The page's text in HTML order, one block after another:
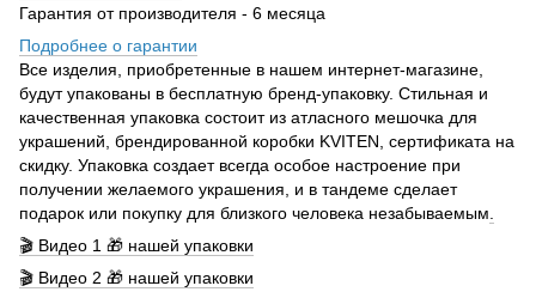
Гарантия от производителя - 6 месяца
Подробнее о гарантии
Все изделия, приобретенные в нашем интернет-магазине,
будут упакованы в бесплатную бренд-упаковку. Стильная и
качественная упаковка состоит из атласного мешочка для
украшений, брендированной коробки KVITEN, сертификата на
скидку. Упаковка создает всегда особое настроение при
получении желаемого украшения, и в тандеме сделает
подарок или покупку для близкого человека незабываемым
🎬 Видео 1 🎁 нашей упаковки
🎬 Видео 2 🎁 нашей упаковки